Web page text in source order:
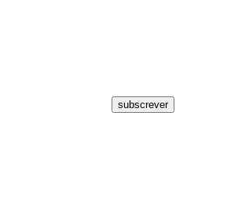
subscrever